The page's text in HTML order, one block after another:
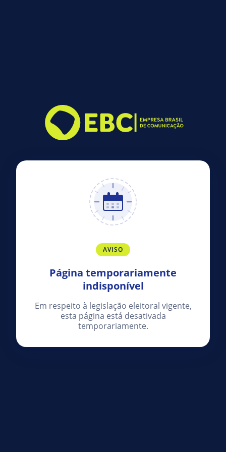
AVISO
Página temporariamente
indisponível
Em respeito à legislação eleitoral vigente,
esta página está desativada
temporariamente.